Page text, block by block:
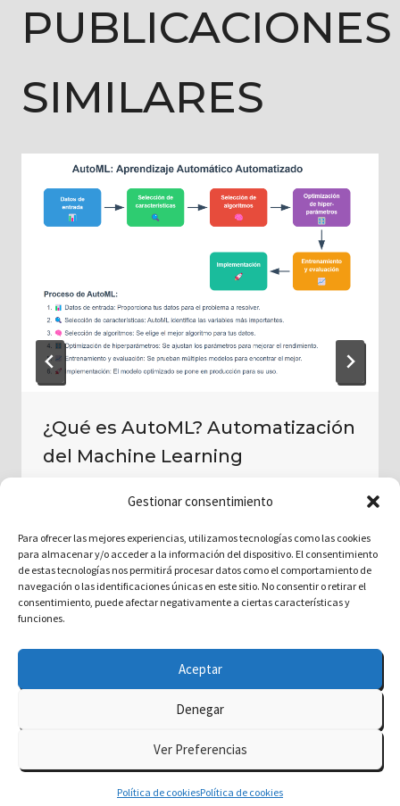
Gestionar consentimiento
Para ofrecer las mejores experiencias, utilizamos tecnologías como las cookies
para almacenar y/o acceder a la información del dispositivo. El consentimiento
de estas tecnologías nos permitirá procesar datos como el comportamiento de
navegación o las identificaciones únicas en este sitio. No consentir o retirar el
consentimiento, puede afectar negativamente a ciertas características y
funciones.
Aceptar
Denegar
Ver Preferencias
Política de cookiesPolítica de cookies
PUBLICACIONES
SIMILARES
¿Qué es AutoML? Automatización
del Machine Learning
septiembre 10, 2024
Kadence WP